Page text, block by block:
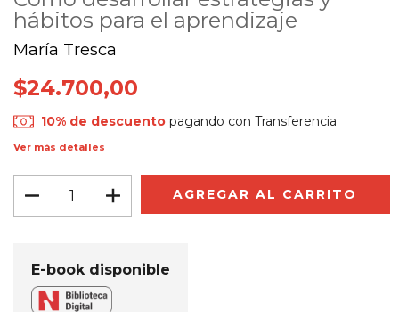
hábitos para el aprendizaje
María Tresca
$24.700,00
10% de descuento pagando con Transferencia
Ver más detalles
E-book disponible